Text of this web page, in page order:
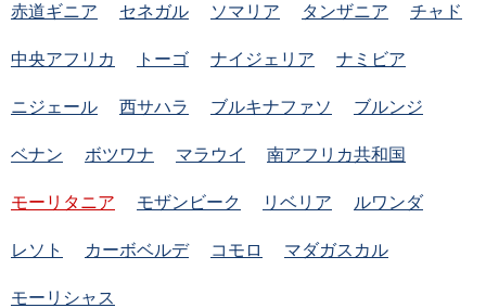
赤道ギニア セネガル ソマリア タンザニア チャド
中央アフリカ トーゴ ナイジェリア ナミビア
ニジェール 西サハラ ブルキナファソ ブルンジ
ベナン ボツワナ マラウイ 南アフリカ共和国
モーリタニア モザンビーク リベリア ルワンダ
レソト カーボベルデ コモロ マダガスカル
モーリシャス